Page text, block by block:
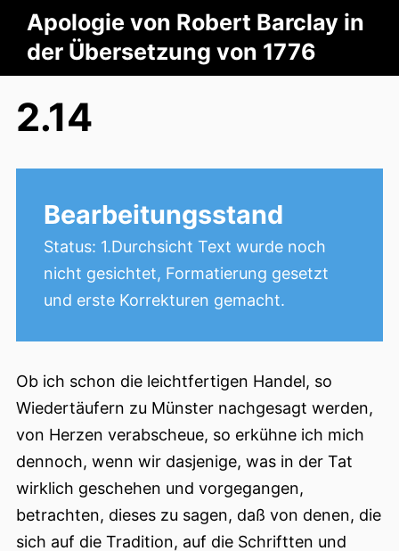
Apologie von Robert Barclay in
der Übersetzung von 1776
2.14
Bearbeitungsstand
Status: 1.Durchsicht Text wurde noch
nicht gesichtet, Formatierung gesetzt
und erste Korrekturen gemacht.
Ob ich schon die leichtfertigen Handel, so
Wiedertäufern zu Münster nachgesagt werden,
von Herzen verabscheue, so erkühne ich mich
dennoch, wenn wir dasjenige, was in der Tat
wirklich geschehen und vorgegangen,
betrachten, dieses zu sagen, daß von denen, die
sich auf die Tradition, auf die Schriftten und